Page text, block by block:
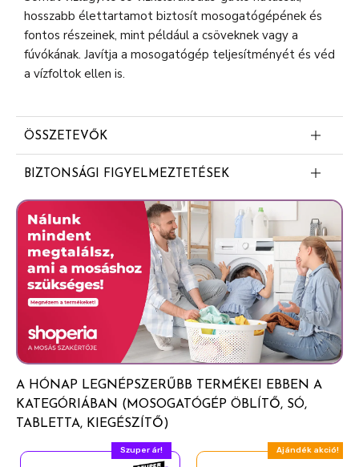
hosszabb élettartamot biztosít mosogatógépének és
fontos részeinek, mint például a csöveknek vagy a
fúvókának. Javítja a mosogatógép teljesítményét és véd
a vízfoltok ellen is.
ÖSSZETEVŐK
Nátrium-klorid
BIZTONSÁGI FIGYELMEZTETÉSEK
Figyelem: A termék nem ehető és nem alkalmas
főzésre.
A HÓNAP LEGNÉPSZERŰBB TERMÉKEI EBBEN A
KATEGÓRIÁBAN (MOSOGATÓGÉP ÖBLÍTŐ, SÓ,
TABLETTA, KIEGÉSZÍTŐ)
Szuper ár! Ajándék akció!